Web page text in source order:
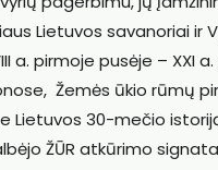
Lietuvos savanoriai ir
a. pirmoje pusėje – XXI
Žemės ūkio rūmų
Lietuvos 30-mečio
ŽŪR atkūrimo